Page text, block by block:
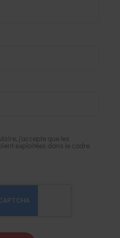
j'accepte que les
exploitées dans le cadre